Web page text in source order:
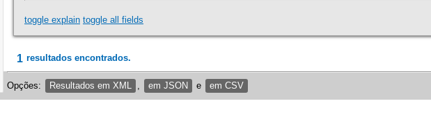
toggle explain toggle all fields
1 resultados encontrados.
Opções: Resultados em XML em JSON e em CSV